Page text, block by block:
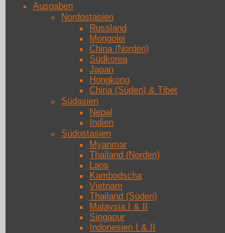
Ausgaben
Nordostasien
Russland
Mongolei
China (Norden)
Südkorea
Japan
Hongkong
China (Süden) & Tibet
Südasien
Nepal
Indien
Südostasien
Myanmar
Thailand (Norden)
Laos
Kambodscha
Vietnam
Thailand (Süden)
Malaysia I & II
Singapur
Indonesien I & II